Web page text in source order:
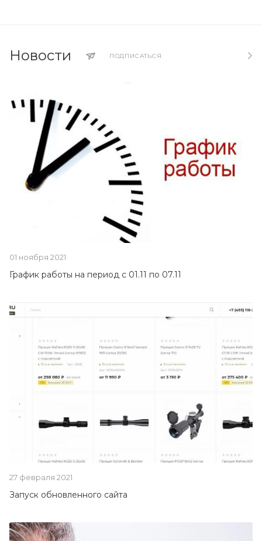
Новости ПОДПИСАТЬСЯ
01 ноября 2021
График работы на период с 01.11 по 07.11
27 февраля 2021
Запуск обновленного сайта